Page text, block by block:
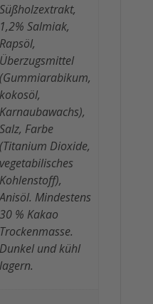
Süßholzextrakt,
1,2% Salmiak,
Rapsöl,
Überzugsmittel
(Gummiarabikum,
kokosöl,
Karnaubawachs),
Salz, Farbe
(Titanium Dioxide,
vegetabilisches
Kohlenstoff),
Anisöl. Mindestens
30 % Kakao
Trockenmasse.
Dunkel und kühl
lagern.